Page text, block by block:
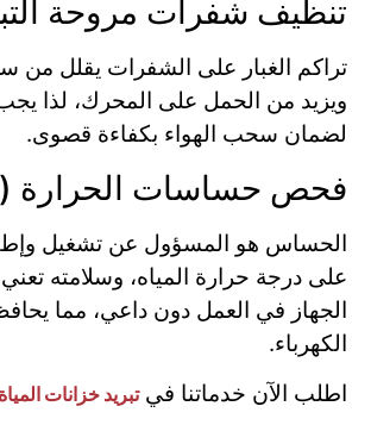
تنظيف شفرات مروحة
تراكم الغبار على الشفرات يقلل من
ويزيد من الحمل على المحرك، لذا
لضمان سحب الهواء بكفاءة قصوى.
فحص حساسات الحرارة
الحساس هو المسؤول عن تشغيل
على درجة حرارة المياه، وسلامته
الجهاز في العمل دون داعي، مما
الكهرباء.
اطلب الآن خدماتنا فيتبريد خزانات